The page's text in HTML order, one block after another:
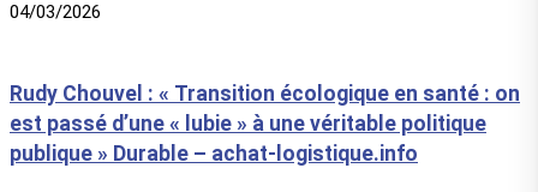
04/03/2026
Rudy Chouvel : « Transition écologique en santé : on
est passé d’une « lubie » à une véritable politique
publique » Durable – achat-logistique.info